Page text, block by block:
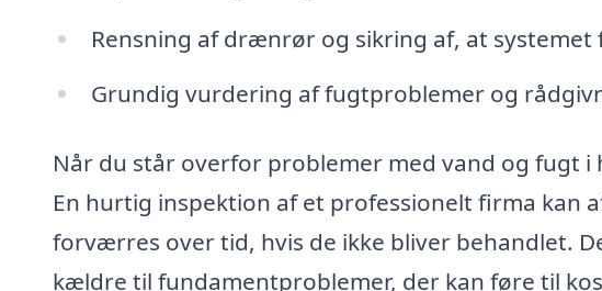
Rensning af drænrør og sikring af, at
Grundig vurdering af fugtproblemer og
Når du står overfor problemer med vand og fugt
En hurtig inspektion af et professionelt firma kan
forværres over tid, hvis de ikke bliver behandlet.
kældre til fundamentproblemer, der kan føre til